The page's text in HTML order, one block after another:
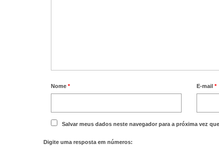
Nome * E-mail*
Salvar meus dados neste navegador para a próxima vez
Digite uma resposta em números: